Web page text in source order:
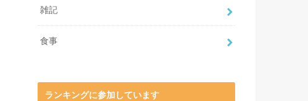
雑記
食事
ランキングに参加しています